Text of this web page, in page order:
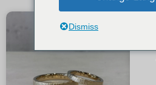
Dismiss